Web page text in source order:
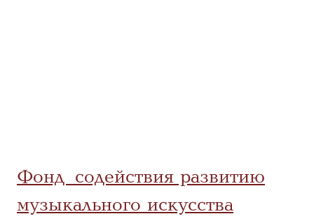
Фонд содействия развитию
музыкального искусства